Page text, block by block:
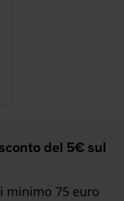
del 5€ sul
minimo 75 euro